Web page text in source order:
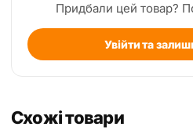
Придбали цей товар?
Увійти та
Схожі товари